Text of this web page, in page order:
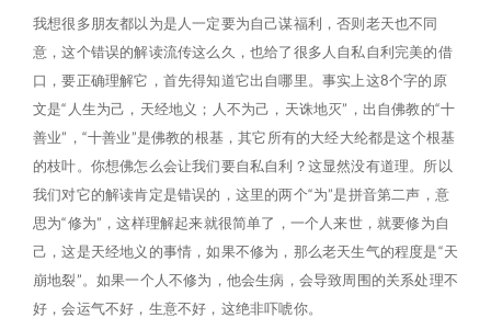
我想很多朋友都以为是人一定要为自己谋福利，否则老天也不同
意，这个错误的解读流传这么久，也给了很多人自私自利完美的借
口，要正确理解它，首先得知道它出自哪里。事实上这8个字的原
文是“人生为己，天经地义；人不为己，天诛地灭”，出自佛教的“十
善业”，“十善业”是佛教的根基，其它所有的大经大纶都是这个根基
的枝叶。你想佛怎么会让我们要自私自利？这显然没有道理。所以
我们对它的解读肯定是错误的，这里的两个“为”是拼音第二声，意
思为“修为”，这样理解起来就很简单了，一个人来世，就要修为自
己，这是天经地义的事情，如果不修为，那么老天生气的程度是“天
崩地裂”。如果一个人不修为，他会生病，会导致周围的关系处理不
好，会运气不好，生意不好，这绝非吓唬你。